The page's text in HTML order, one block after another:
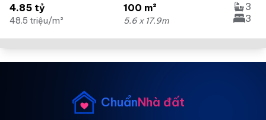
4.85 tỷ
48.5 triệu/m²
100 m²
5.6 x 17.9m
3
3
ChuẩnNhà đất